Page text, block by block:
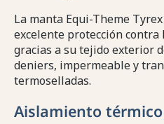
La manta Equi-Theme
excelente protección contra
gracias a su tejido exterior
deniers, impermeable y
termoselladas.
Aislamiento